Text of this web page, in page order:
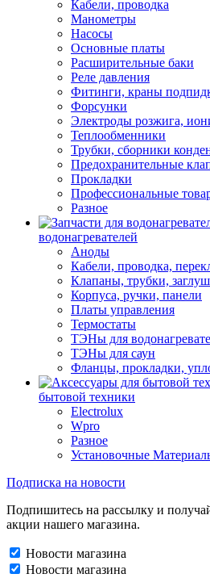
Кабели, проводка
Манометры
Насосы
Основные платы
Расширительные баки
Реле давления
Фитинги, краны
Форсунки
Электроды розжига,
Теплообменники
Трубки, сборники
Предохранительные
Прокладки
Профессиональные
Разное
водонагревателей
Аноды
Кабели, проводка,
Клапаны, трубки,
Корпуса, ручки, панели
Платы управления
Термостаты
ТЭНы для
ТЭНы для саун
Фланцы, прокладки,
бытовой техники
Electrolux
Wpro
Разное
Установочные
Подписка на новости
Подпишитесь на рассылку и
акции нашего магазина.
Новости магазина
Новости магазина